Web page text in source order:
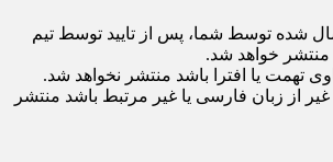
شده توسط شما، پس از تایید توسط تیم
خواهد شد.
تهمت یا افترا باشد منتشر نخواهد شد.
غیر از زبان فارسی یا غیر مرتبط باشد منتشر